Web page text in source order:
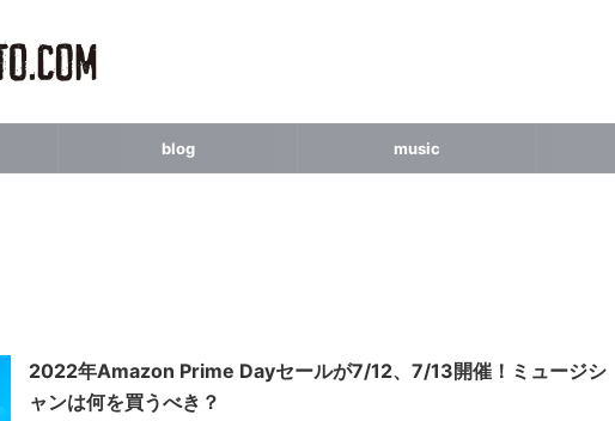
blog music
2022年Amazon Prime Dayセールが7/12、7/13開催！ミュージシ
ャンは何を買うべき？